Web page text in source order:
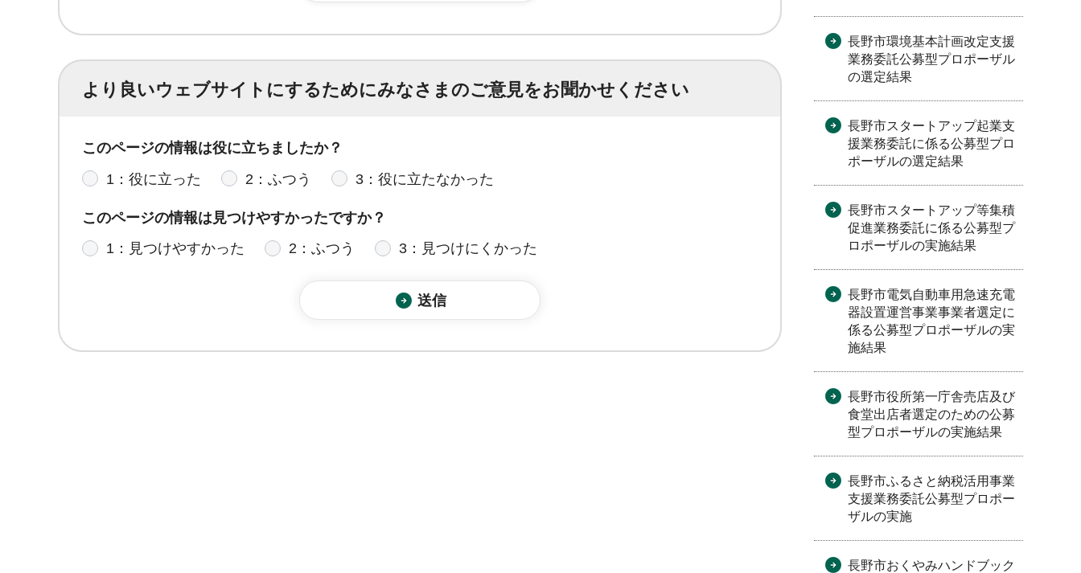
より良いウェブサイトにするためにみなさまのご意見をお聞かせください
このページの情報は役に立ちましたか？
1：役に立った
2：ふつう 3：役に立たなかった
このページの情報は見つけやすかったですか？
1：見つけやすかった
2：ふつう 3：見つけにくかった
長野市環境基本計画改定支援
業務委託公募型プロポーザル
の選定結果
長野市スタートアップ起業支
援業務委託に係る公募型プロ
ポーザルの選定結果
長野市スタートアップ等集積
促進業務委託に係る公募型プ
ロポーザルの実施結果
長野市電気自動車用急速充電
器設置運営事業事業者選定に
係る公募型プロポーザルの実
施結果
長野市役所第一庁舎売店及び
食堂出店者選定のための公募
型プロポーザルの実施結果
長野市ふるさと納税活用事業
支援業務委託公募型プロポー
ザルの実施
長野市おくやみハンドブック